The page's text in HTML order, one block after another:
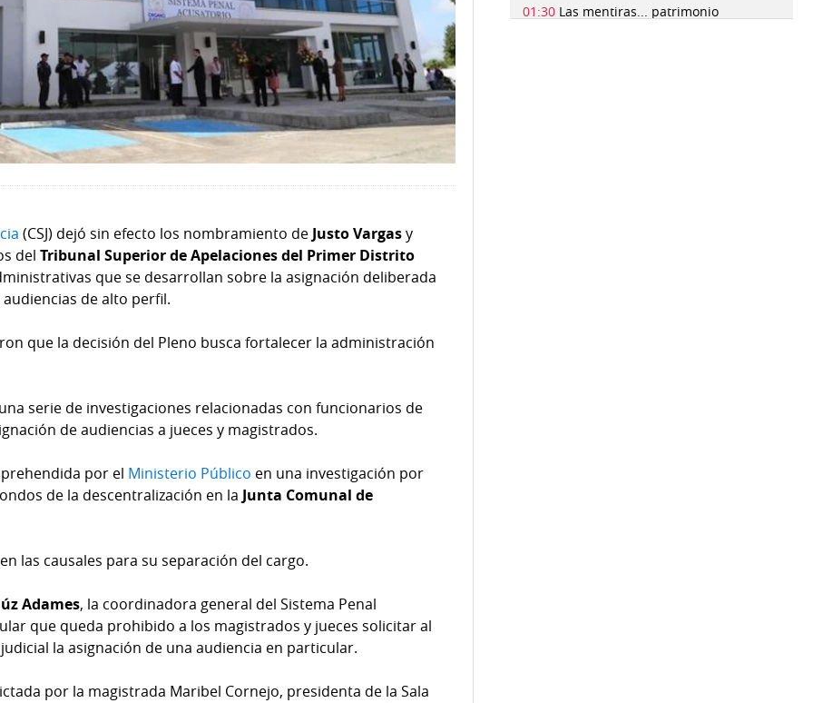
(CSJ) dejó sin efecto los nombramiento de Justo Vargasy
delTribunal Superior de Apelaciones del Primer Distrito
que se desarrollan sobre la asignación deliberada
de alto perfil.
que la decisión del Pleno busca fortalecer la administración
serie de investigaciones relacionadas con funcionarios de
de audiencias a jueces y magistrados.
por el Ministerio Público en una investigación por
de la descentralización en la Junta Comunal de
las causales para su separación del cargo.
Adames, la coordinadora general del Sistema Penal
que queda prohibido a los magistrados y jueces solicitar al
la asignación de una audiencia en particular.
por la magistrada Maribel Cornejo, presidenta de la Sala
01:30 Las mentiras... patrimonio